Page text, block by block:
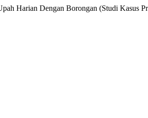
Harian Dengan Borongan (Studi Kasus